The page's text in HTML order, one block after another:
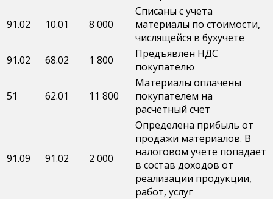
91.02 10.01 8 000
Списаны с учета
материалы по стоимости,
числящейся в бухучете
91.02
68.02 1 800
Предъявлен НДС
покупателю
51 62.01 11 800
Материалы оплачены
покупателем на
расчетный счет
91.09 91.02 2 000
Определена прибыль от
продажи материалов. В
налоговом учете попадает
в состав доходов от
реализации продукции,
работ, услуг